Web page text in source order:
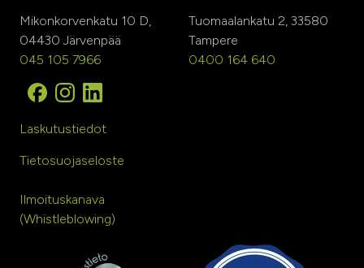
Mikonkorvenkatu 10 D,
04430 Järvenpää
045 105 7966
Tuomaalankatu 2, 33580
Tampere
0400 164 640
Laskutustiedot
Tietosuojaseloste
Ilmoituskanava
(Whistleblowing)